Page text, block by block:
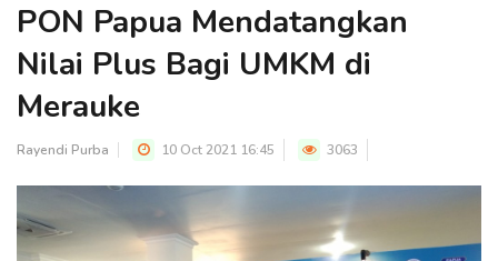
PON Papua Mendatangkan
Nilai Plus Bagi UMKM di
Merauke
Rayendi Purba 10 Oct 2021 16:45 3063